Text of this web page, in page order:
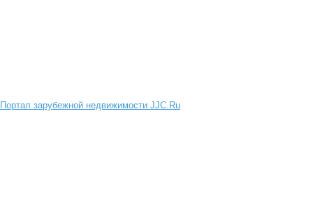
Портал зарубежной недвижимости JJC.Ru